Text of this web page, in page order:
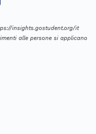
insights.gostudent.org/it
alle persone si applicano